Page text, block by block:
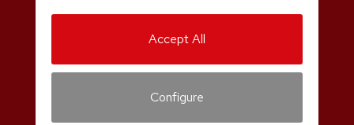
Accept All
Configure